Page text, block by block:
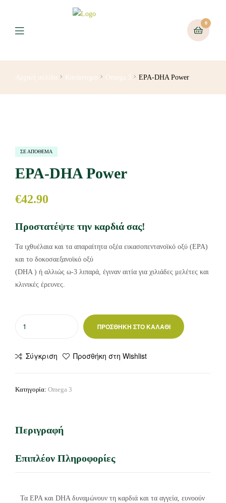
0
Αρχική σελίδα Κατάστημα Omega 3 EPA-DHA Power
ΣΕ ΑΠΌΘΕΜΑ
EPA-DHA Power
€42.90
Προστατέψτε την καρδιά σας!
Τα ιχθυέλαια και τα απαραίτητα οξέα εικασοπεντανοϊκό οξύ (EPA)
και το δοκοσαεξανοϊκό οξύ
(DHA ) ή αλλιώς ω-3 λιπαρά, έγιναν αιτία για χιλιάδες μελέτες και
κλινικές έρευνες.
ΠΡΟΣΘΉΚΗ ΣΤΟ ΚΑΛΆΘΙ
Σύγκριση Προσθήκη στη Wishlist
Κατηγορία: Omega 3
Περιγραφή
Επιπλέον Πληροφορίες
Τα EPA και DHA δυναμώνουν τη καρδιά και τα αγγεία, ευνοούν